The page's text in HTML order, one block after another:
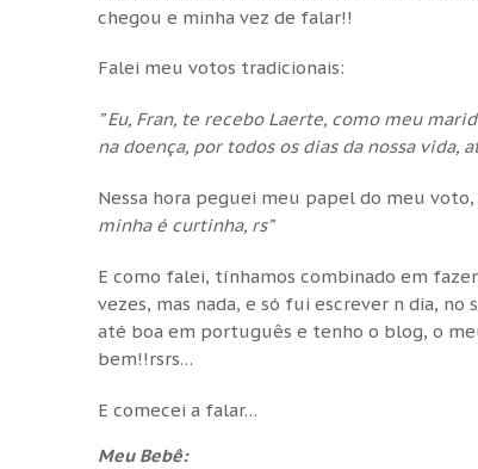
chegou e minha vez de falar!!
Falei meu votos tradicionais:
” Eu, Fran, te recebo Laerte, como meu
na doença, por todos os dias da nossa vida,
Nessa hora peguei meu papel do meu
minha é curtinha, rs”
E como falei, tínhamos combinado em
vezes, mas nada, e só fui escrever n dia,
até boa em português e tenho o blog, o
bem!!rsrs…
E comecei a falar…
Meu Bebê: